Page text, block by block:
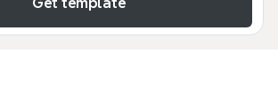
Get template